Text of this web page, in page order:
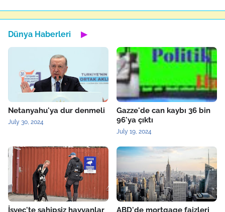
Dünya Haberleri ▶
Netanyahu'ya dur denmeli
July 30, 2024
Gazze'de can kaybı 36 bin
96'ya çıktı
July 19, 2024
İsveç'te sahipsiz hayvanlar ABD'de mortgage faizleri